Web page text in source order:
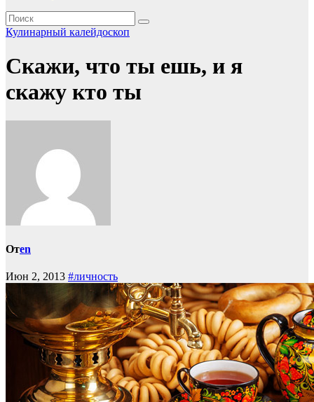
Кулинарный калейдоскоп
Скажи, что ты ешь, и я
скажу кто ты
Отen
Июн 2, 2013 #личность